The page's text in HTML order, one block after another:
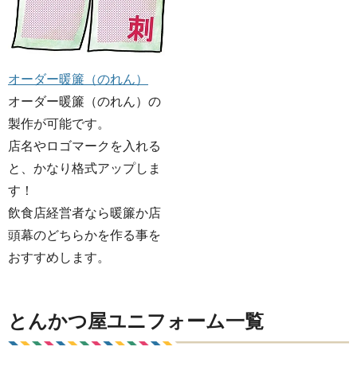
オーダー暖簾（のれん）
オーダー暖簾（のれん）の
製作が可能です。
店名やロゴマークを入れる
と、かなり格式アップしま
す！
飲食店経営者なら暖簾か店
頭幕のどちらかを作る事を
おすすめします。
とんかつ屋ユニフォーム一覧